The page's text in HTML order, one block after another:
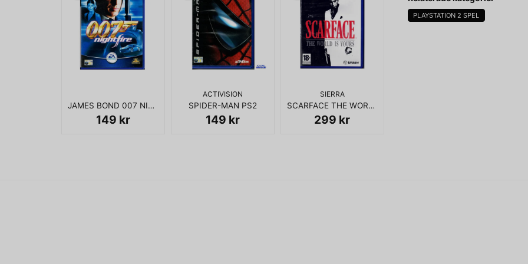
JAMES BOND 007 NIGHTFIRE PS2
149 kr
ACTIVISION
SPIDER-MAN PS2
149 kr
SIERRA
SCARFACE THE WORLD IS YOURS PS2 RENTAL
299 kr
PLAYSTATION 2 SPEL